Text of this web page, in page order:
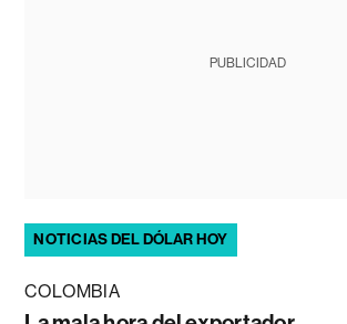
PUBLICIDAD
NOTICIAS DEL DÓLAR HOY
COLOMBIA